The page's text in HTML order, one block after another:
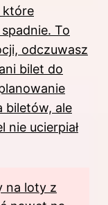
które
To
odczuwasz
bilet do
biletów, ale
ucierpiał
na loty z